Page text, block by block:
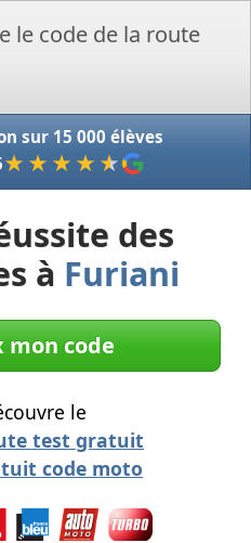
sur 15 000 élèves
★★★★ ★
des
à Furiani
mon code
le
test gratuit
code moto